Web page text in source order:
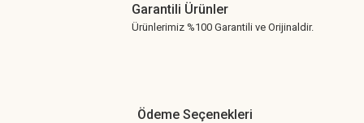
Garantili Ürünler
Ürünlerimiz %100 Garantili ve Orijinaldir.
Ödeme Seçenekleri